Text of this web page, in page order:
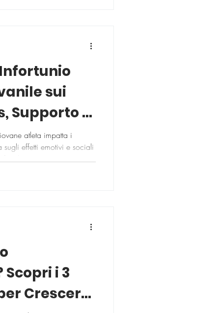
sui
Supporto e
atleta impatta i
effetti emotivi e sociali
i 3
Crescere